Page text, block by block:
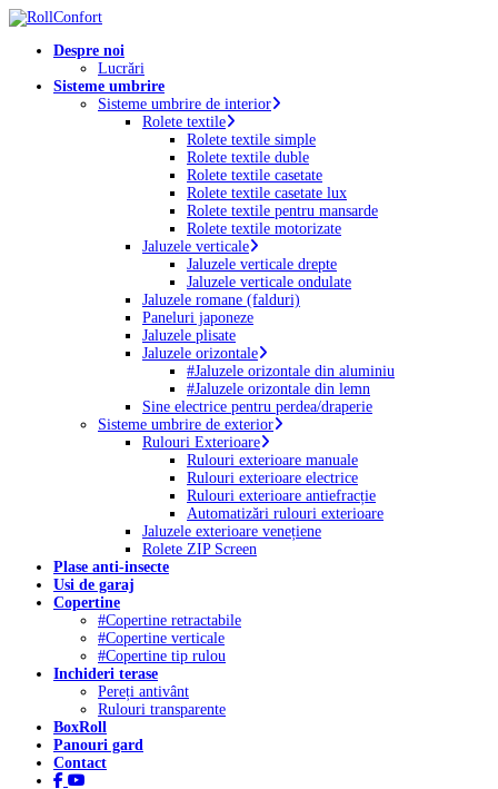
Skip
main
Menu
Despre noi
Lucrări
Sisteme umbrire
Sisteme umbrire de interior
Rolete textile
Rolete textile simple
Rolete textile duble
Rolete textile casetate
Rolete textile casetate lux
Rolete textile pentru mansarde
Rolete textile motorizate
Jaluzele verticale
Jaluzele verticale drepte
Jaluzele verticale ondulate
Jaluzele romane (falduri)
Paneluri japoneze
Jaluzele plisate
Jaluzele orizontale
#Jaluzele orizontale din aluminiu
#Jaluzele orizontale din lemn
Sine electrice pentru perdea/draperie
Sisteme umbrire de exterior
Rulouri Exterioare
Rulouri exterioare manuale
Rulouri exterioare electrice
Rulouri exterioare antiefracție
Automatizări rulouri exterioare
Jaluzele exterioare venețiene
Rolete ZIP Screen
Plase anti-insecte
Usi de garaj
Copertine
#Copertine retractabile
#Copertine verticale
#Copertine tip rulou
Inchideri terase
Pereți antivânt
Rulouri transparente
BoxRoll
Panouri gard
Contact
facebook
youtube